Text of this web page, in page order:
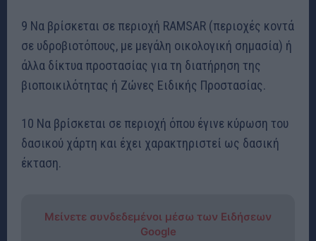
9 Να βρίσκεται σε περιοχή RAMSAR (περιοχές κοντά
σε υδροβιοτόπους, με μεγάλη οικολογική σημασία) ή
άλλα δίκτυα προστασίας για τη διατήρηση της
βιοποικιλότητας ή Ζώνες Ειδικής Προστασίας.
10 Να βρίσκεται σε περιοχή όπου έγινε κύρωση του
δασικού χάρτη και έχει χαρακτηριστεί ως δασική
έκταση.
Μείνετε συνδεδεμένοι μέσω των Ειδήσεων
Google